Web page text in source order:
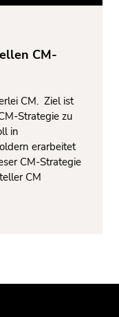
CM-
CM. Ziel ist
Strategie zu
in
erarbeitet
CM-Strategie
CM